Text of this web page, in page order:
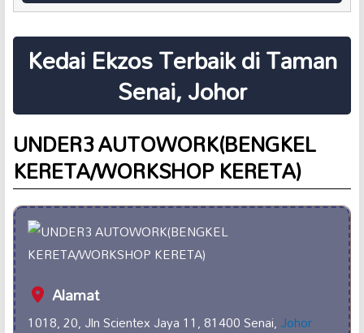
Kedai Ekzos Terbaik di Taman
Senai, Johor
UNDER3 AUTOWORK(BENGKEL
KERETA/WORKSHOP KERETA)
Alamat
1018, 20, Jln Scientex Jaya 11, 81400 Senai,Johor